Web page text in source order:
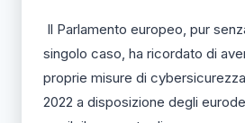
Il Parlamento europeo, pur
singolo caso, ha ricordato di
proprie misure di
2022 a disposizione degli